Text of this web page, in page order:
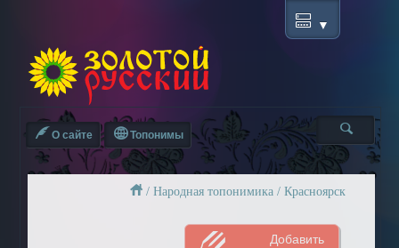
О сайте Топонимы
/ Народная топонимика / Красноярск
Добавить